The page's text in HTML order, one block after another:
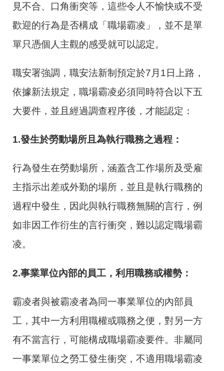
見不合、口角衝突等，這些令人不愉快或不受
歡迎的行為是否構成「職場霸凌」，並不是單
單只憑個人主觀的感受就可以認定。
職安署強調，職安法新制預定於7月1日上路，
依據新法規定，職場霸凌必須同時符合以下五
大要件，並且經過調查程序後，才能認定：
1.發生於勞動場所且為執行職務之過程：
行為發生在勞動場所，涵蓋含工作場所及受雇
主指示出差或外勤的場所，並且是執行職務的
過程中發生，因此與執行職務無關的言行，例
如非因工作衍生的言行衝突，難以認定職場霸
凌。
2.事業單位內部的員工，利用職務或權勢：
霸凌者與被霸凌者為同一事業單位的內部員
工，其中一方利用職權或職務之便，對另一方
有不當言行，可能構成職場霸凌要件。非屬同
一事業單位之勞工發生衝突，不適用職場霸凌